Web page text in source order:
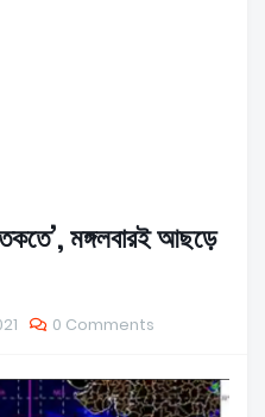
মঙ্গলবারই আছড়ে
0 Comments